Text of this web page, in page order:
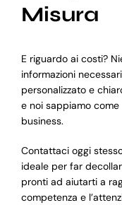
Misura
E riguardo ai costi?
informazioni
personalizzato e
e noi sappiamo
business.
Contattaci oggi
ideale per far
pronti ad aiutarti a
competenza e